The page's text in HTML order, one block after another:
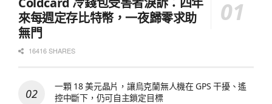
來每週定存比特幣，一夜歸零求助
無門
16416 SHARES
一顆 18 美元晶片，讓烏克蘭無人機在 GPS 干擾、遙
控中斷下，仍可自主鎖定目標